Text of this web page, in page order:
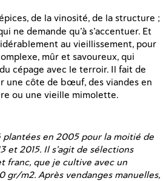
de la vinosité, de la structure ;
ne demande qu’à s’accentuer. Et
au vieillissement, pour
mûr et savoureux, qui
cépage avec le terroir. Il fait de
une côte de bœuf, des viandes en
ou une vieille mimolette.
en 2005 pour la moitié de
et 2015. Il s’agit de sélections
franc, que je cultive avec un
m2. Après vendanges manuelles,